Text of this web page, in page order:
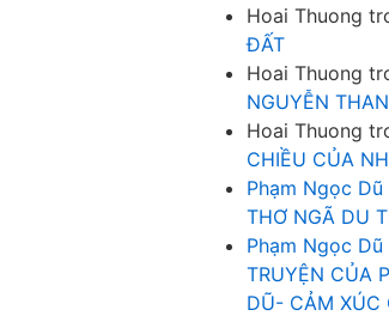
Hoai Thuong
ĐẤT
Hoai Thuong
NGUYỄN
Hoai Thuong
CHIỀU CỦA
Phạm Ngọc Dũ
THƠ NGÃ DU
Phạm Ngọc Dũ
TRUYỆN CỦA
DŨ- CẢM XÚC